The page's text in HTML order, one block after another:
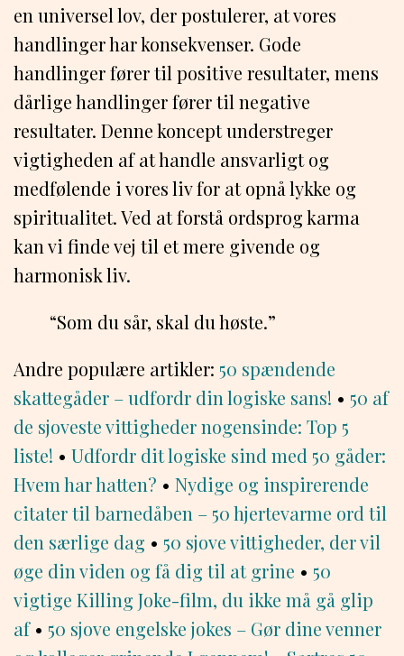
en universel lov, der postulerer, at vores
handlinger har konsekvenser. Gode
handlinger fører til positive resultater, mens
dårlige handlinger fører til negative
resultater. Denne koncept understreger
vigtigheden af at handle ansvarligt og
medfølende i vores liv for at opnå lykke og
spiritualitet. Ved at forstå ordsprog karma
kan vi finde vej til et mere givende og
harmonisk liv.
“Som du sår, skal du høste.”
Andre populære artikler: 50 spændende
skattegåder – udfordr din logiske sans! • 50 af
de sjoveste vittigheder nogensinde: Top 5
liste! • Udfordr dit logiske sind med 50 gåder:
Hvem har hatten? • Nydige og inspirerende
citater til barnedåben – 50 hjertevarme ord til
den særlige dag • 50 sjove vittigheder, der vil
øge din viden og få dig til at grine • 50
vigtige Killing Joke-film, du ikke må gå glip
af• 50 sjove engelske jokes – Gør dine venner